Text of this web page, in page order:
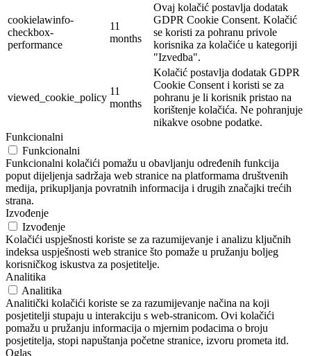
cookielawinfo-
checkbox-
performance
11
months
Ovaj kolačić postavlja dodatak
GDPR Cookie Consent. Kolačić
se koristi za pohranu privole
korisnika za kolačiće u kategoriji
"Izvedba".
viewed_cookie_policy
11
months
Kolačić postavlja dodatak GDPR
Cookie Consent i koristi se za
pohranu je li korisnik pristao na
korištenje kolačića. Ne pohranjuje
nikakve osobne podatke.
Funkcionalni
Funkcionalni
Funkcionalni kolačići pomažu u obavljanju određenih funkcija
poput dijeljenja sadržaja web stranice na platformama društvenih
medija, prikupljanja povratnih informacija i drugih značajki trećih
strana.
Izvođenje
Izvođenje
Kolačići uspješnosti koriste se za razumijevanje i analizu ključnih
indeksa uspješnosti web stranice što pomaže u pružanju boljeg
korisničkog iskustva za posjetitelje.
Analitika
Analitika
Analitički kolačići koriste se za razumijevanje načina na koji
posjetitelji stupaju u interakciju s web-stranicom. Ovi kolačići
pomažu u pružanju informacija o mjernim podacima o broju
posjetitelja, stopi napuštanja početne stranice, izvoru prometa itd.
Oglas